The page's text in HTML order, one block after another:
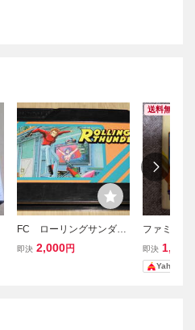
FC ローリングサンダ
ー ファミコンソフト
即決 2,000円
送料無料
ファミコン
ングス 取
即決 1,100
Yahoo!フ